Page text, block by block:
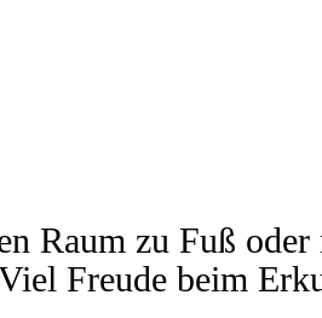
Raum zu Fuß
Freude beim